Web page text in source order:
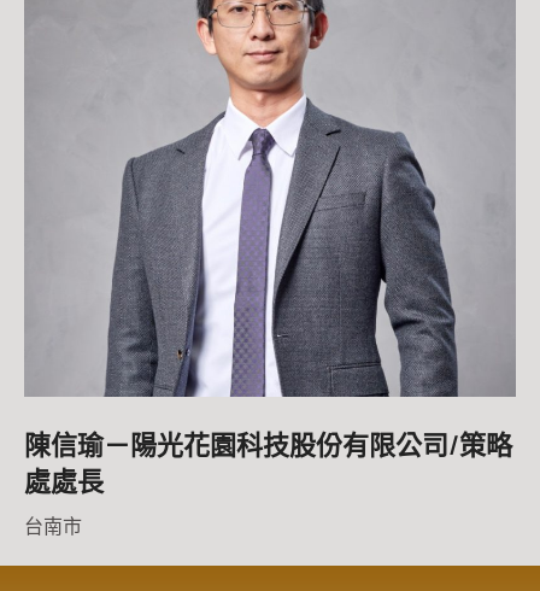
陳信瑜－陽光花園科技股份有限公司/策略
處處長
台南市